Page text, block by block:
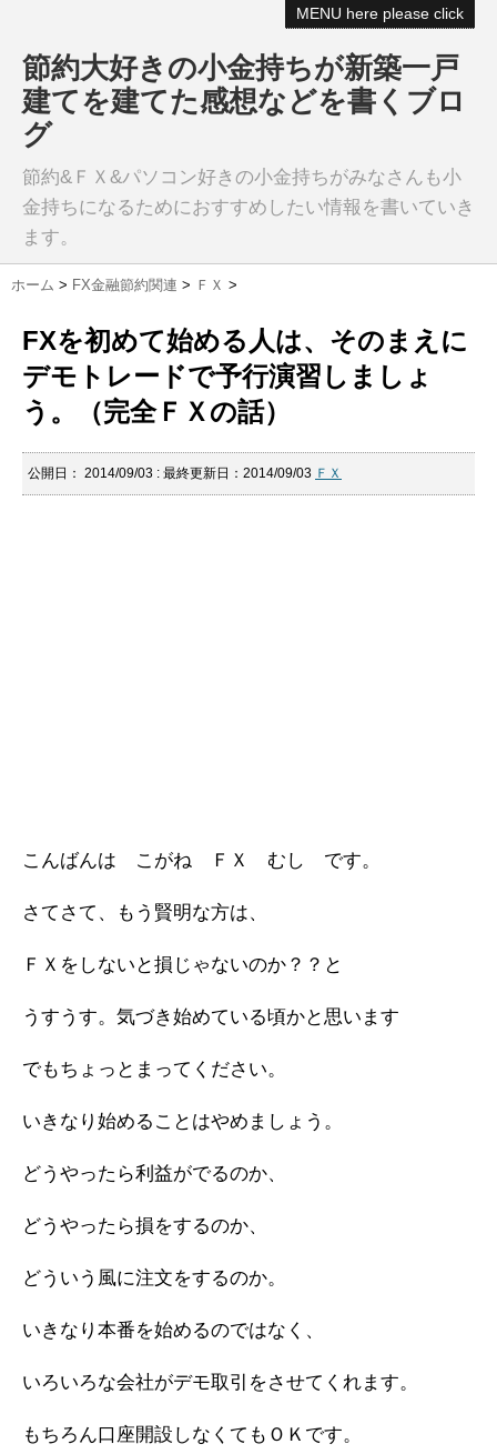
MENU here please click
節約大好きの小金持ちが新築一戸
建てを建てた感想などを書くブロ
グ
節約&ＦＸ&パソコン好きの小金持ちがみなさんも小
金持ちになるためにおすすめしたい情報を書いていき
ます。
ホーム > FX金融節約関連 > ＦＸ >
FXを初めて始める人は、そのまえに
デモトレードで予行演習しましょ
う。（完全ＦＸの話）
公開日： 2014/09/03 : 最終更新日：2014/09/03 ＦＸ
こんばんは こがね ＦＸ むし です。
さてさて、もう賢明な方は、
ＦＸをしないと損じゃないのか？？と
うすうす。気づき始めている頃かと思います
でもちょっとまってください。
いきなり始めることはやめましょう。
どうやったら利益がでるのか、
どうやったら損をするのか、
どういう風に注文をするのか。
いきなり本番を始めるのではなく、
いろいろな会社がデモ取引をさせてくれます。
もちろん口座開設しなくてもＯＫです。